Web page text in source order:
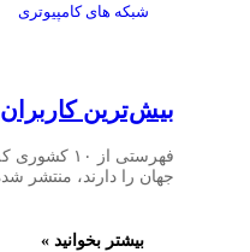
شبکه های کامپیوتری
بیش‌ترین
فهرستی از
جهان را دارند، منتشر
بیشتر بخوانید »